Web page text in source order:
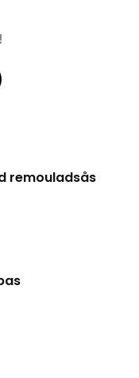
remouladsås